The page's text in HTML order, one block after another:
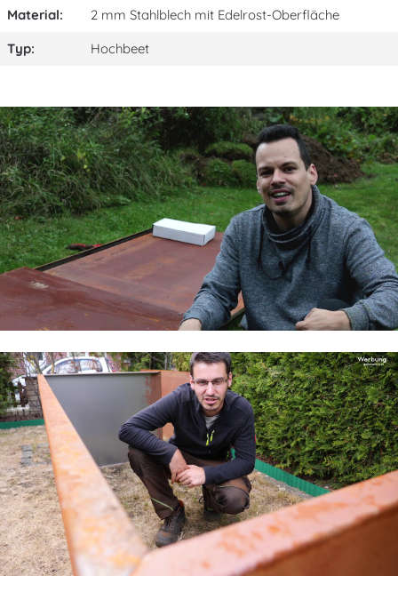
Material:
2 mm Stahlblech mit Edelrost-Oberfläche
Typ:
Hochbeet